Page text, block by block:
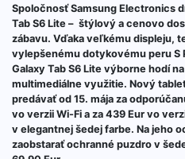
Spoločnosť Samsung Electronics
Tab S6 Lite – štýlový a cenovo
zábavu. Vďaka veľkému displeju,
vylepšenému dotykovému peru S
Galaxy Tab S6 Lite výborne hodí
multimediálne využitie. Nový
predávať od 15. mája za
vo verzii Wi-Fi a za 439 Eur vo
v elegantnej šedej farbe. Na jeho
zaobstarať ochranné puzdro v